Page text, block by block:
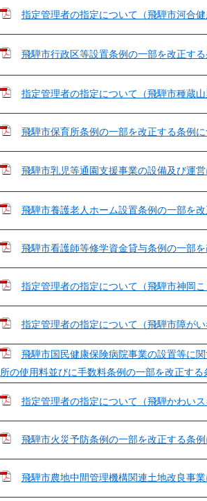
指定管理者の指定について（飛騨市河合
飛騨市行政区等設置条例の一部を改正す
指定管理者の指定について（飛騨市種蔵山
飛騨市保育所条例の一部を改正する条例
飛騨市乳児等通園支援事業の設備及び運
飛騨市養護老人ホーム設置条例の一部を
飛騨市看護師等修学資金貸与条例の一部
指定管理者の指定について（飛騨市神岡こ
指定管理者の指定について（飛騨市障がい
飛騨市国民健康保険病院事業の設置等に
所の使用料並びに手数料条例の一部を改正する
指定管理者の指定について（飛騨かわいス
飛騨市火災予防条例の一部を改正する条
飛騨市農地中間管理機構関連土地改良事